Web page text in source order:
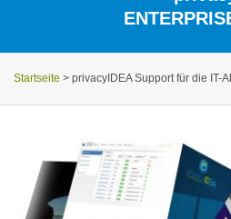
Startseite > privacyIDEA Support für die IT-